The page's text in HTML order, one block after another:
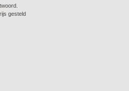
gesteld